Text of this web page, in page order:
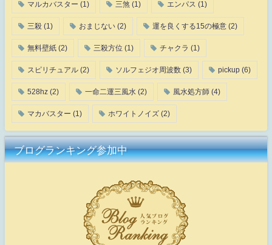
マルカバスター (1) 三煞 (1) エンパス (1)
三殺 (1) おまじない (2) 運を良くする15の極意 (2)
無料壁紙 (2) 三殺方位 (1) チャクラ (1)
スピリチュアル (2) ソルフェジオ周波数 (3) pickup (6)
528hz (2) 一命二運三風水 (2) 風水処方師 (4)
マカバスター (1) ホワイトノイズ (2)
ブログランキング参加中